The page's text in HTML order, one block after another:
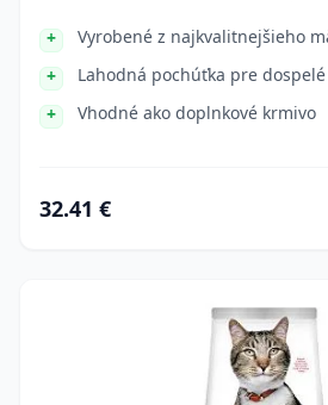
Vyrobené z najkvalitnejšieho
Lahodná pochúťka pre
Vhodné ako doplnkové krmivo
32.41 €